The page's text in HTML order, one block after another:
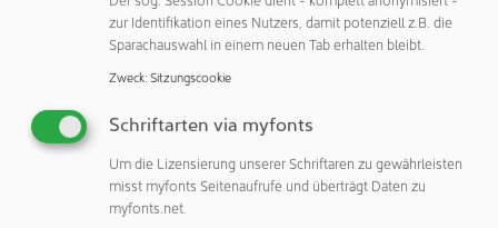
Jubiläumsparty und Partnernetzwerk
Ein weiterer Höhepunkt war die Jubiläumsparty im
Bambusnest, mit der die Ilmac ihr 66-jähriges Bestehen
feierte. In sommerlicher Atmosphäre nutzten
Branchenexpert:innen und Entscheidungsträger:innen die
Gelegenheit für Networking und Kooperationen.
zur Identifikation eines Nutzers, damit potenziell z.B. die
Sparachauswahl in einem neuen Tab erhalten bleibt.
Zweck: Sitzungscookie
Schriftarten via myfonts
Um die Lizensierung unserer Schriftaren zu gewährleisten
misst myfonts Seitenaufrufe und überträgt Daten zu
myfonts.net.